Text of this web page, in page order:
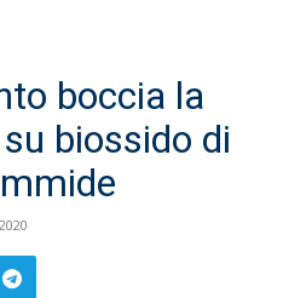
boccia la
biossido di